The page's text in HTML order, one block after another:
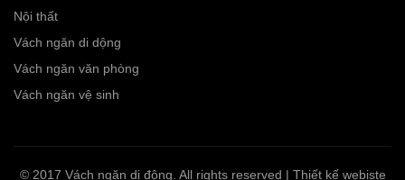
Nội thất
Vách ngăn di dộng
Vách ngăn văn phòng
Vách ngăn vệ sinh
© 2017 Vách ngăn di động. All rights reserved | Thiết kế webiste